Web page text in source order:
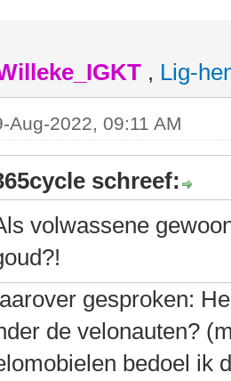
, Lig-
Aug-2022, 09:11 AM
schreef:
volwassene
gesproken:
de velonauten?
bedoel ik